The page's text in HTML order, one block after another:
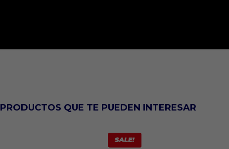
PRODUCTOS QUE TE PUEDEN INTERESAR